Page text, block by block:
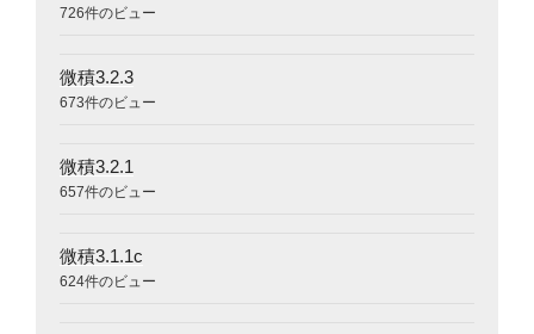
726件のビュー
微積3.2.3
673件のビュー
微積3.2.1
657件のビュー
微積3.1.1c
624件のビュー